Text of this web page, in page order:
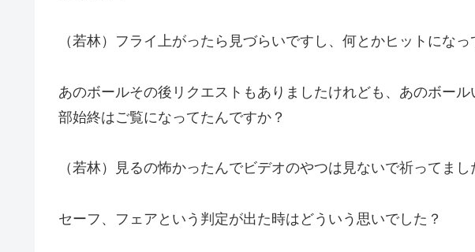
（若林）フライ上がったら見づらいですし、何とかヒットにな
あのボールその後リクエストもありましたけれども、あのボー
部始終はご覧になってたんですか？
（若林）見るの怖かったんでビデオのやつは見ないで祈ってまし
セーフ、フェアという判定が出た時はどういう思いでした？